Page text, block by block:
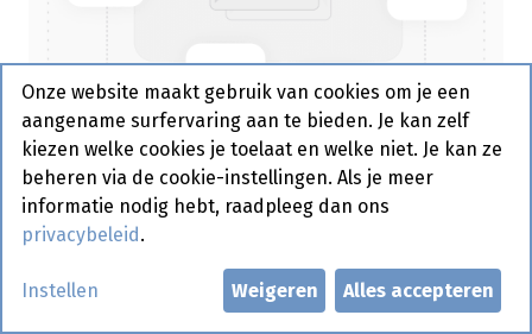
781418 Aanzetstaal 350 mm 1 st
Actief
Onze website maakt gebruik van cookies om je een
aangename surfervaring aan te bieden. Je kan zelf
kiezen welke cookies je toelaat en welke niet. Je kan ze
beheren via de cookie-instellingen. Als je meer
informatie nodig hebt, raadpleeg dan ons
privacybeleid .
Instellen Weigeren Alles accepteren